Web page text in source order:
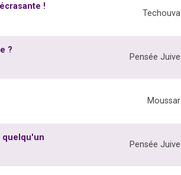
!
Techouva
?
Pensée Juive
Moussar
quelqu'un
Pensée Juive